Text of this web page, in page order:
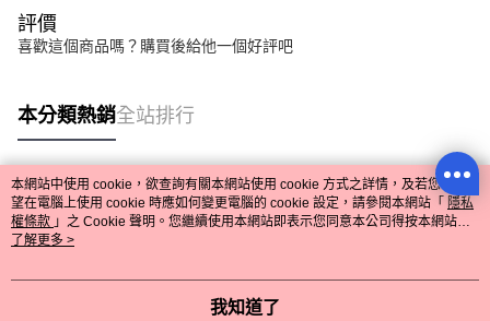
評價
喜歡這個商品嗎？購買後給他一個好評吧
本分類熱銷全站排行
熱門標籤
本網站中使用 cookie，欲查詢有關本網站使用 cookie 方式之詳情，及若您不希
望在電腦上使用 cookie 時應如何變更電腦的 cookie 設定，請參閱本網站「 隱私
權條款 」之 Cookie 聲明。您繼續使用本網站即表示您同意本公司得按本網站使
用條款之 Cookie 聲明使用 cookie。
了解更多 >
我知道了